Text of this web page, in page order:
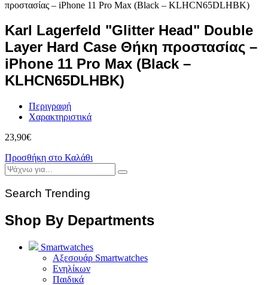
Karl Lagerfeld "Glitter Head" Double
Layer Hard Case Θήκη προστασίας –
iPhone 11 Pro Max (Black –
KLHCN65DLHBK)
Περιγραφή
Χαρακτηριστικά
23,90€
Προσθήκη στο Καλάθι
Search Trending
Shop By Departments
Smartwatches
Αξεσουάρ Smartwatches
Ενηλίκων
Παιδικά